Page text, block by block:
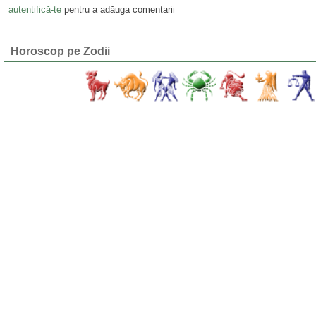
autentifică-tepentru a adăuga comentarii
Horoscop pe Zodii